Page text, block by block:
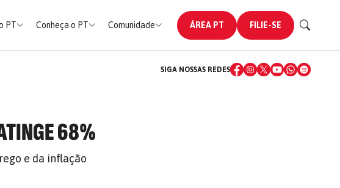
PT Conheça o PT Comunidade ÁREA PT FILIE-SE
SIGA NOSSAS REDES
68%
e da inflação